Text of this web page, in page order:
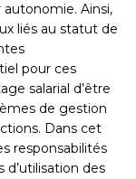
Ainsi,
liés au statut de
pour ces
salarial d’être
de gestion
Dans cet
responsabilités
d’utilisation des